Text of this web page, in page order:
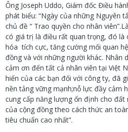
Ông Joseph Uddo, Giám đốc Điều
phát biểu: “Ngày của những Nguyên
chủ đề “ Trao quyền cho nhân
có giá trị là điều rất quan trọng, đó là
hóa tích cực, tăng cường mối quan
đồng và với những người khác. Nhân
cảm ơn đến tất cả nhân viên tại Việt
hiến của các bạn đối với công ty, đã
nền tảng vững mạnh;nỗ lực đầy cảm
cung cấp năng lượng ổn định cho đất
của cộng đồng theo cách thức an
tiêu chuẩn cao nhất”.